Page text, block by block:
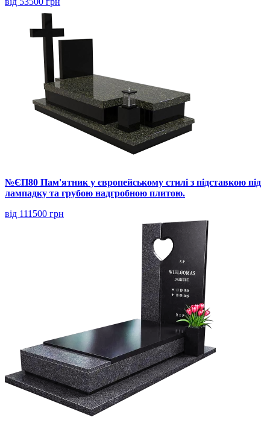
№ЄП80 Пам'ятник у європейському стилі з підставкою під
лампадку та грубою надгробною плитою.
від 111500 грн